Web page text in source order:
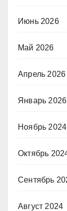
Июнь 2026
Май 2026
Апрель 2026
Январь 2026
Ноябрь 2024
Октябрь
Сентябрь
Август 2024